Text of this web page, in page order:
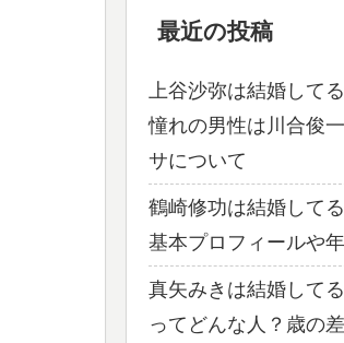
最近の投稿
上谷沙弥は結婚して
憧れの男性は川合俊
サについて
鶴崎修功は結婚して
基本プロフィールや
真矢みきは結婚して
ってどんな人？歳の